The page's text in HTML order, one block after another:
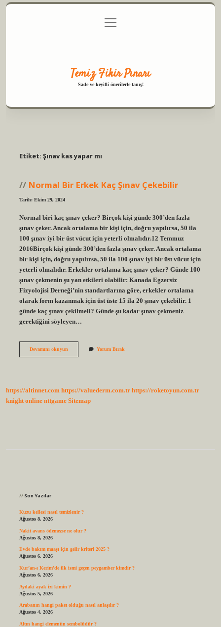
Gizlilik Politikası
menüyü
aç
Temiz Fikir Pınarı
Sade ve keyifli önerilerle tanış!
Etiket: Şınav kas yapar mı
Normal Bir Erkek Kaç Şınav Çekebilir
Tarih: Ekim 29, 2024
Normal biri kaç şınav çeker? Birçok kişi günde 300’den fazla
şınav çeker. Ancak ortalama bir kişi için, doğru yapılırsa, 50 ila
100 şınav iyi bir üst vücut için yeterli olmalıdır.12 Temmuz
2016Birçok kişi günde 300’den fazla şınav çeker. Ancak ortalama
bir kişi için, doğru yapılırsa, 50 ila 100 şınav iyi bir üst vücut için
yeterli olmalıdır. Erkekler ortalama kaç şınav çeker? Günde 100
şınav çekmenin şu yan etkileri olabilir: Kanada Egzersiz
Fizyolojisi Derneği’nin standartlarına göre, erkekler ortalama
olarak form kazanmak için üst üste 15 ila 20 şınav çekebilir. 1
günde kaç şınav çekilmeli? Günde şu kadar şınav çekmeniz
gerektiğini söyleyen…
Devamını okuyunNormal
Yorum Bırak
https://altinnet.com https://valuederm.com.tr https://roketoyun.com.tr
knight online nttgame Sitemap
Son Yazılar
Kuzu kellesi nasıl temizlenir ?
Ağustos 8, 2026
Nakit avans ödemezse ne olur ?
Ağustos 8, 2026
Evde bakım maaşı için gelir kriteri 2025 ?
Ağustos 6, 2026
Kur’an-ı Kerim’de ilk ismi geçen peygamber kimdir ?
Ağustos 6, 2026
Aydaki ayak izi kimin ?
Ağustos 5, 2026
Arabanın hangi paket olduğu nasıl anlaşılır ?
Ağustos 4, 2026
Altın hangi elementin sembolüdür ?